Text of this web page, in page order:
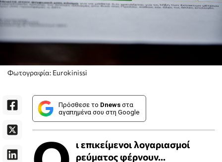
Φωτογραφία: Eurokinissi
Πρόσθεσε το Dnews στα
αγαπημένα σου στη Google
ι επικείμενοι λογαριασμοί
ρεύματος φέρνουν...